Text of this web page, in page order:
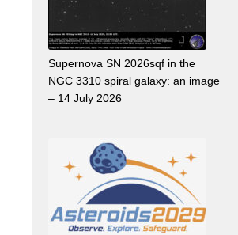
Supernova SN 2026sqf in the
NGC 3310 spiral galaxy: an image
– 14 July 2026